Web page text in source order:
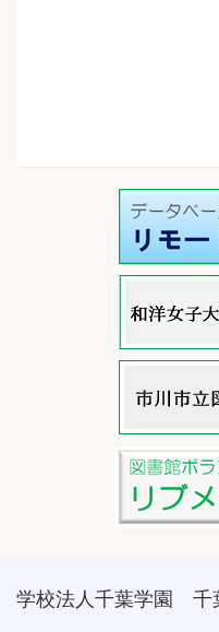
学校法人千葉学園 千